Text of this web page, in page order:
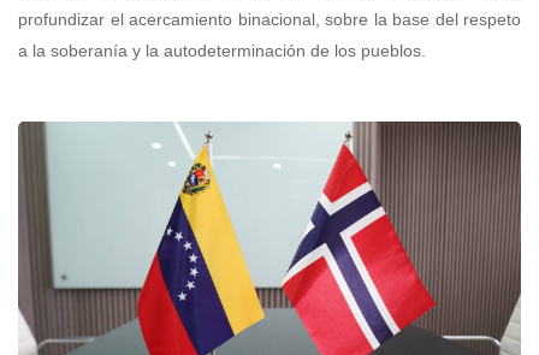
profundizar el acercamiento binacional, sobre la base del respeto
a la soberanía y la autodeterminación de los pueblos.